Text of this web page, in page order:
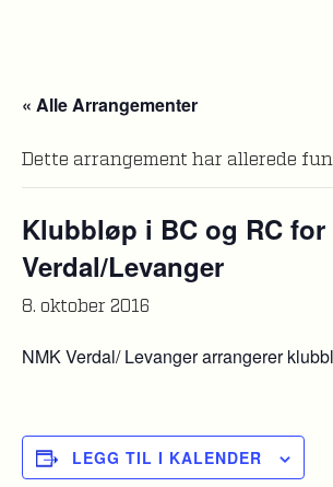
« Alle Arrangementer
Dette arrangement har allerede
Klubbløp i BC og RC for
Verdal/Levanger
8. oktober 2016
NMK Verdal/ Levanger arrangerer
LEGG TIL I KALENDER